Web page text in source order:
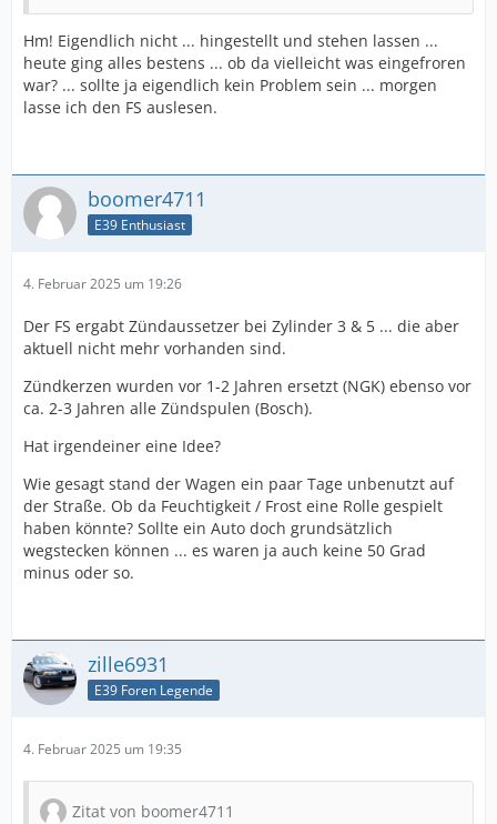
Hm! Eigendlich nicht ... hingestellt und stehen lassen ...
heute ging alles bestens ... ob da vielleicht was eingefroren
war? ... sollte ja eigendlich kein Problem sein ... morgen
lasse ich den FS auslesen.
boomer4711
E39 Enthusiast
4. Februar 2025 um 19:26
Der FS ergabt Zündaussetzer bei Zylinder 3 & 5 ... die aber
aktuell nicht mehr vorhanden sind.
Zündkerzen wurden vor 1-2 Jahren ersetzt (NGK) ebenso vor
ca. 2-3 Jahren alle Zündspulen (Bosch).
Hat irgendeiner eine Idee?
Wie gesagt stand der Wagen ein paar Tage unbenutzt auf
der Straße. Ob da Feuchtigkeit / Frost eine Rolle gespielt
haben könnte? Sollte ein Auto doch grundsätzlich
wegstecken können ... es waren ja auch keine 50 Grad
minus oder so.
zille6931
E39 Foren Legende
4. Februar 2025 um 19:35
Zitat von boomer4711